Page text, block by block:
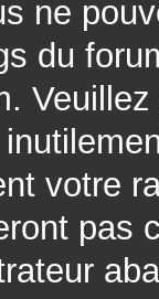
ne
du
votre
pas